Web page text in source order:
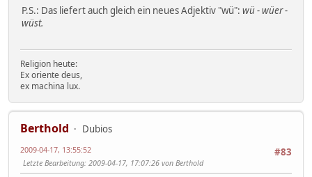
P.S.: Das liefert auch gleich ein neues Adjektiv "wü": wü - wüer -
wüst.
Religion heute:
Ex oriente deus,
ex machina lux.
Berthold
Dubios
#83
2009-04-17, 13:55:52
Letzte Bearbeitung: 2009-04-17, 17:07:26 von Berthold